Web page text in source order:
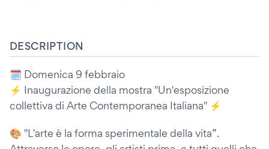
DESCRIPTION
🗓 Domenica 9 febbraio
⚡️ Inaugurazione della mostra "Un'esposizione
collettiva di Arte Contemporanea Italiana" ⚡️
🎨 "L'arte è la forma sperimentale della vita”.